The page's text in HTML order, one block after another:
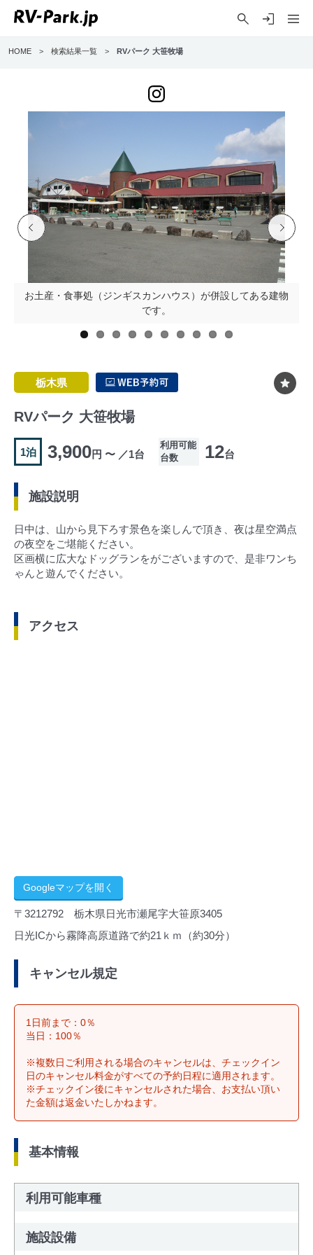
HOME > 検索結果一覧 > RVパーク 大笹牧場
お土産・食事処（ジンギスカンハウス）が併設してある建物
です。
Next
栃木県
RVパーク 大笹牧場
1泊 3,900円 〜 ／1台
利用可能
台数
12台
施設説明
日中は、山から見下ろす景色を楽しんで頂き、夜は星空満点
の夜空をご堪能ください。
区画横に広大なドッグランをがございますので、是非ワンち
ゃんと遊んでください。
アクセス
Googleマップを開く
〒3212792 栃木県日光市瀬尾字大笹原3405
日光ICから霧降高原道路で約21ｋｍ（約30分）
キャンセル規定
1日前まで：0％
当日：100％
※複数日ご利用される場合のキャンセルは、チェックイン
日のキャンセル料金がすべての予約日程に適用されます。
※チェックイン後にキャンセルされた場合、お支払い頂い
た金額は返金いたしかねます。
基本情報
利用可能車種
施設設備